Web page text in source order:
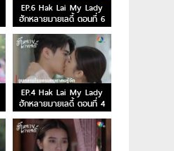
EP.6 Hak Lai My Lady
ฮักหลายมายเลดี้ ตอนที่ 6
EP.4 Hak Lai My Lady
ฮักหลายมายเลดี้ ตอนที่ 4